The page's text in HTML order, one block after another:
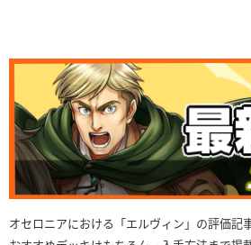
オセロニアにおける「エルヴィン」の評価記